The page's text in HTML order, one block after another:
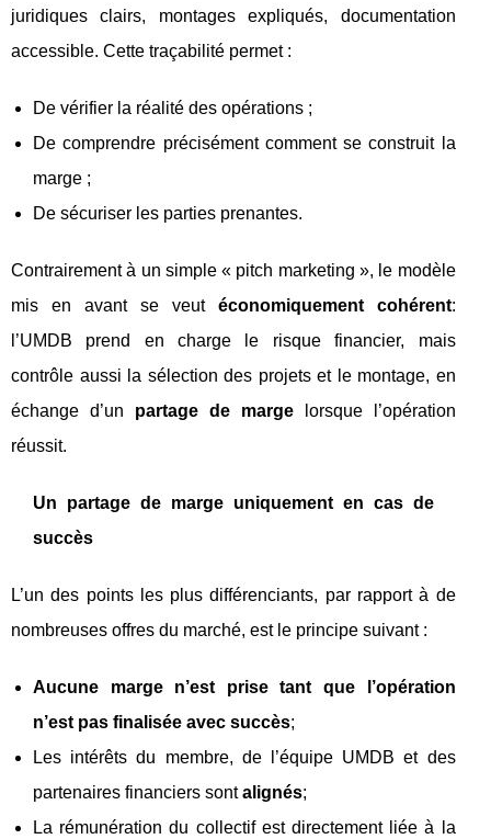
juridiques clairs, montages expliqués, documentation
accessible. Cette traçabilité permet :
De vérifier la réalité des opérations ;
De comprendre précisément comment se construit la
marge ;
De sécuriser les parties prenantes.
Contrairement à un simple « pitch marketing », le modèle
mis en avant se veut économiquement cohérent:
l’UMDB prend en charge le risque financier, mais
contrôle aussi la sélection des projets et le montage, en
échange d’un partage de margelorsque l’opération
réussit.
Un partage de marge uniquement en cas de
succès
L’un des points les plus différenciants, par rapport à de
nombreuses offres du marché, est le principe suivant :
Aucune marge n’est prise tant que l’opération
n’est pas finalisée avec succès;
Les intérêts du membre, de l’équipe UMDB et des
partenaires financiers sontalignés;
La rémunération du collectif est directement liée à la